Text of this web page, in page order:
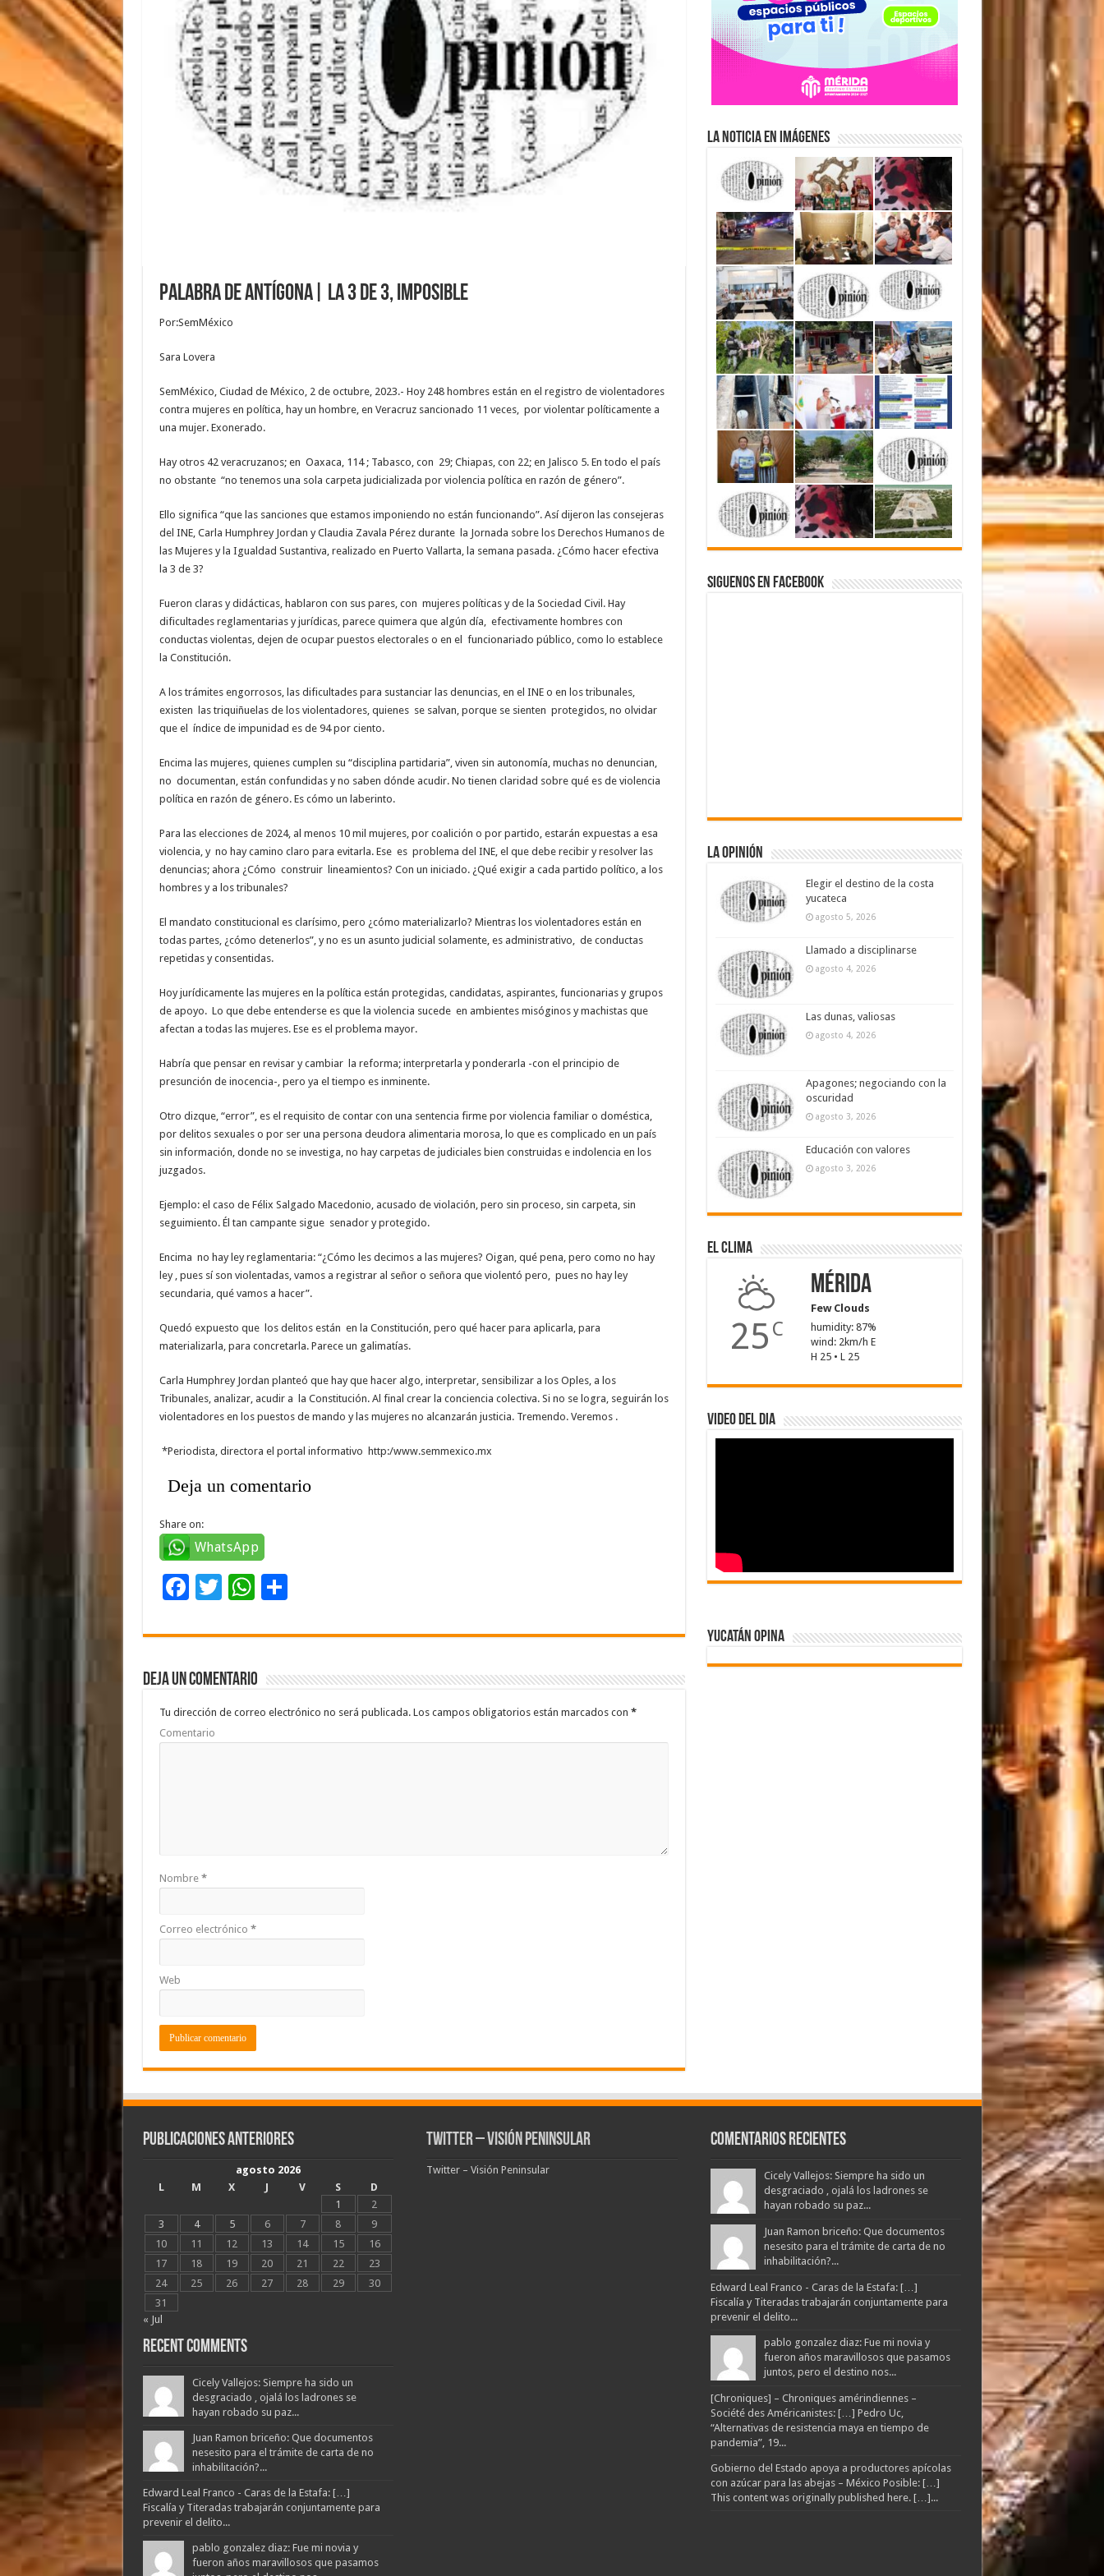
Palabra de Antígona| La 3 de 3, imposible
Por:SemMéxico
Sara Lovera
SemMéxico, Ciudad de México, 2 de octubre, 2023.- Hoy 248 hombres están en el registro de violentadores
contra mujeres en política, hay un hombre, en Veracruz sancionado 11 veces, por violentar políticamente a
una mujer. Exonerado.
Hay otros 42 veracruzanos; en Oaxaca, 114 ; Tabasco, con 29; Chiapas, con 22; en Jalisco 5. En todo el país
no obstante “no tenemos una sola carpeta judicializada por violencia política en razón de género”.
Ello significa “que las sanciones que estamos imponiendo no están funcionando”. Así dijeron las consejeras
del INE, Carla Humphrey Jordan y Claudia Zavala Pérez durante la Jornada sobre los Derechos Humanos de
las Mujeres y la Igualdad Sustantiva, realizado en Puerto Vallarta, la semana pasada. ¿Cómo hacer efectiva
la 3 de 3?
Fueron claras y didácticas, hablaron con sus pares, con mujeres políticas y de la Sociedad Civil. Hay
dificultades reglamentarias y jurídicas, parece quimera que algún día, efectivamente hombres con
conductas violentas, dejen de ocupar puestos electorales o en el funcionariado público, como lo establece
la Constitución.
A los trámites engorrosos, las dificultades para sustanciar las denuncias, en el INE o en los tribunales,
existen las triquiñuelas de los violentadores, quienes se salvan, porque se sienten protegidos, no olvidar
que el índice de impunidad es de 94 por ciento.
Encima las mujeres, quienes cumplen su “disciplina partidaria”, viven sin autonomía, muchas no denuncian,
no documentan, están confundidas y no saben dónde acudir. No tienen claridad sobre qué es de violencia
política en razón de género. Es cómo un laberinto.
Para las elecciones de 2024, al menos 10 mil mujeres, por coalición o por partido, estarán expuestas a esa
violencia, y no hay camino claro para evitarla. Ese es problema del INE, el que debe recibir y resolver las
denuncias; ahora ¿Cómo construir lineamientos? Con un iniciado. ¿Qué exigir a cada partido político, a los
hombres y a los tribunales?
El mandato constitucional es clarísimo, pero ¿cómo materializarlo? Mientras los violentadores están en
todas partes, ¿cómo detenerlos”, y no es un asunto judicial solamente, es administrativo, de conductas
repetidas y consentidas.
Hoy jurídicamente las mujeres en la política están protegidas, candidatas, aspirantes, funcionarias y grupos
de apoyo. Lo que debe entenderse es que la violencia sucede en ambientes misóginos y machistas que
afectan a todas las mujeres. Ese es el problema mayor.
Habría que pensar en revisar y cambiar la reforma; interpretarla y ponderarla -con el principio de
presunción de inocencia-, pero ya el tiempo es inminente.
Otro dizque, “error”, es el requisito de contar con una sentencia firme por violencia familiar o doméstica,
por delitos sexuales o por ser una persona deudora alimentaria morosa, lo que es complicado en un país
sin información, donde no se investiga, no hay carpetas de judiciales bien construidas e indolencia en los
juzgados.
Ejemplo: el caso de Félix Salgado Macedonio, acusado de violación, pero sin proceso, sin carpeta, sin
seguimiento. Él tan campante sigue senador y protegido.
Encima no hay ley reglamentaria: “¿Cómo les decimos a las mujeres? Oigan, qué pena, pero como no hay
ley , pues sí son violentadas, vamos a registrar al señor o señora que violentó pero, pues no hay ley
secundaria, qué vamos a hacer”.
Quedó expuesto que los delitos están en la Constitución, pero qué hacer para aplicarla, para
materializarla, para concretarla. Parece un galimatías.
Carla Humphrey Jordan planteó que hay que hacer algo, interpretar, sensibilizar a los Oples, a los
Tribunales, analizar, acudir a la Constitución. Al final crear la conciencia colectiva. Si no se logra, seguirán los
violentadores en los puestos de mando y las mujeres no alcanzarán justicia. Tremendo. Veremos .
*Periodista, directora el portal informativo http:/www.semmexico.mx
Deja un comentario
Share on:
WhatsApp
F
e
b
o
o
k
T
tt
er
W
at
sA
p
p
C
m
ar
ti
r
Deja un comentario
Tu dirección de correo electrónico no será publicada.Los campos obligatorios están marcados con *
Comentario
Nombre *
Correo electrónico *
Web
La Noticia en Imágenes
Siguenos en Facebook
La Opinión
Elegir el destino de la costa
yucateca
agosto 5, 2026
Llamado a disciplinarse
agosto 4, 2026
Las dunas, valiosas
agosto 4, 2026
Apagones; negociando con la
oscuridad
agosto 3, 2026
Educación con valores
agosto 3, 2026
El Clima
25 C
Mérida
Few Clouds
humidity: 87%
wind: 2km/h E
H 25 • L 25
Video del dia
Yucatán Opina
Publicaciones Anteriores
agosto 2026
L
M X J V S
D
1
2
3
4 5 6 7 8
9
10
11 12 13 14 15
16
17
18 19 20 21 22
23
24
25 26 27 28 29
30
31
« Jul
Recent Comments
Cicely Vallejos: Siempre ha sido un
desgraciado , ojalá los ladrones se
hayan robado su paz...
Juan Ramon briceño: Que documentos
nesesito para el trámite de carta de no
inhabilitación?...
Edward Leal Franco - Caras de la Estafa: […]
Fiscalía y Titeradas trabajarán conjuntamente para
prevenir el delito...
pablo gonzalez diaz: Fue mi novia y
fueron años maravillosos que pasamos
Twitter – Visión Peninsular
Twitter – Visión Peninsular
Comentarios Recientes
Cicely Vallejos: Siempre ha sido un
desgraciado , ojalá los ladrones se
hayan robado su paz...
Juan Ramon briceño: Que documentos
nesesito para el trámite de carta de no
inhabilitación?...
Edward Leal Franco - Caras de la Estafa: […]
Fiscalía y Titeradas trabajarán conjuntamente para
prevenir el delito...
pablo gonzalez diaz: Fue mi novia y
fueron años maravillosos que pasamos
juntos, pero el destino nos...
[Chroniques] – Chroniques amérindiennes –
Société des Américanistes: […] Pedro Uc,
“Alternativas de resistencia maya en tiempo de
pandemia”, 19...
Gobierno del Estado apoya a productores apícolas
con azúcar para las abejas – México Posible: […]
This content was originally published here. […]...